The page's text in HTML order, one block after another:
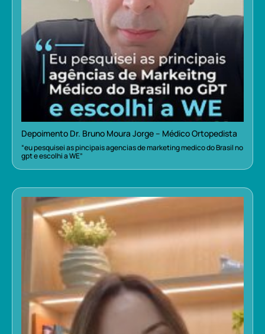
Depoimento Dr. Bruno Moura Jorge – Médico Ortopedista
“eu pesquisei as pincipais agencias de marketing medico do Brasil no
gpt e escolhi a WE”